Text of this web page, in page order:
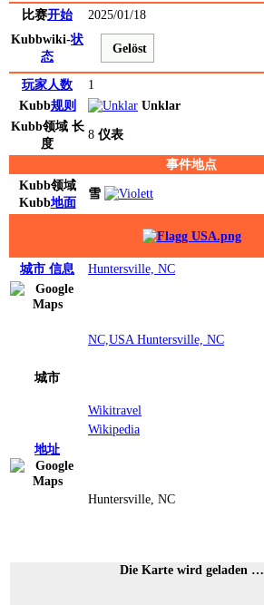
比赛开始
2025/01/18
Kubbwiki-状
态
Gelöst
玩家人数
1
Kubb规则
Unklar
Kubb领域 长
度
8 仪表
事件地点
Kubb领域
Kubb地面
雪
城市 信息 Huntersville, NC
城市
NC,USA Huntersville, NC
Wikitravel
Wikipedia
地址
Huntersville, NC
Die Karte wird geladen …